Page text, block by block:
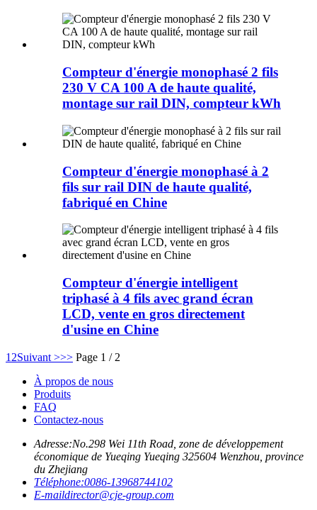
Compteur d'énergie monophasé 2 fils
230 V CA 100 A de haute qualité,
montage sur rail DIN, compteur kWh
Compteur d'énergie monophasé à 2
fils sur rail DIN de haute qualité,
fabriqué en Chine
Compteur d'énergie intelligent
triphasé à 4 fils avec grand écran
LCD, vente en gros directement
d'usine en Chine
1 2Suivant >>> Page 1 / 2
À propos de nous
Produits
FAQ
Contactez-nous
Adresse:No.298 Wei 11th Road, zone de développement
économique de Yueqing Yueqing 325604 Wenzhou, province
du Zhejiang
Téléphone:0086-13968744102
E-maildirector@cje-group.com